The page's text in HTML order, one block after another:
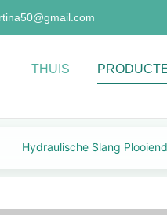
THUIS
Hydraulische Slang